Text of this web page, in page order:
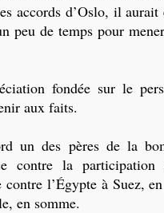
accords d’Oslo, il
peu de temps pour
fondée sur le
aux faits.
un des pères de la
contre la
l’Égypte à Suez,
en somme.